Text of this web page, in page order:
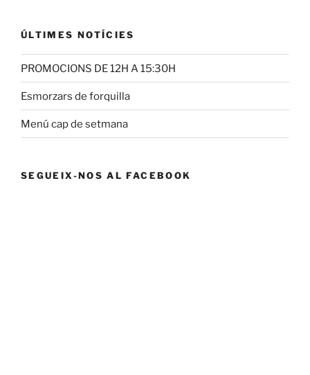
ÚLTIMES NOTÍCIES
PROMOCIONS DE 12H A 15:30H
Esmorzars de forquilla
Menú cap de setmana
SEGUEIX-NOS AL FACEBOOK